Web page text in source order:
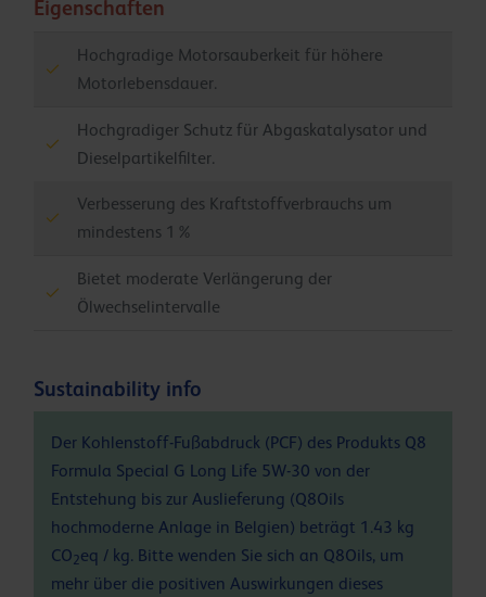
Eigenschaften
Hochgradige Motorsauberkeit für höhere
Motorlebensdauer.
Hochgradiger Schutz für Abgaskatalysator und
Dieselpartikelfilter.
Verbesserung des Kraftstoffverbrauchs um
mindestens 1%
Bietet moderate Verlängerung der
Ölwechselintervalle
Sustainability info
Der Kohlenstoff-Fußabdruck (PCF) des Produkts Q8
Formula Special G Long Life 5W-30 von der
Entstehung bis zur Auslieferung (Q8Oils
hochmoderne Anlage in Belgien) beträgt 1.43 kg
CO2eq / kg. Bitte wenden Sie sich an Q8Oils, um
mehr über die positiven Auswirkungen dieses